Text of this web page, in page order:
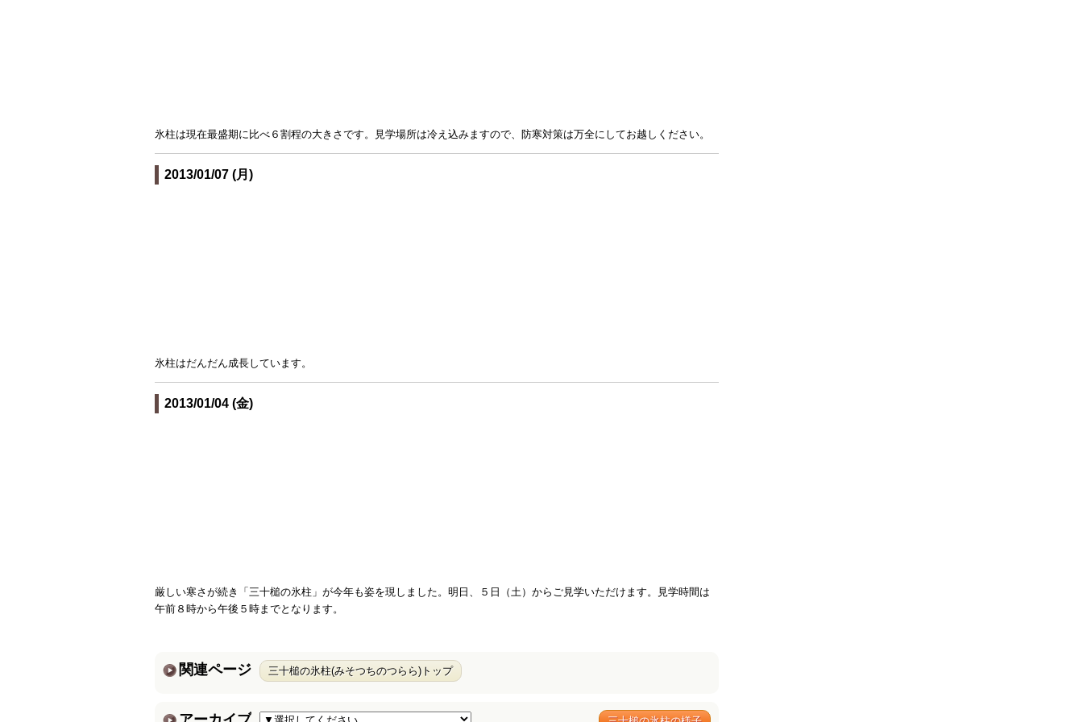
氷柱は現在最盛期に比べ６割程の大きさです。見学場所は冷え込みますので、防寒対策は万全にしてお越しください。
2013/01/07 (月)
氷柱はだんだん成長しています。
2013/01/04 (金)
厳しい寒さが続き「三十槌の氷柱」が今年も姿を現しました。明日、５日（土）からご見学いただけます。見学時間は
午前８時から午後５時までとなります。
関連ページ 三十槌の氷柱(みそつちのつらら)トップ